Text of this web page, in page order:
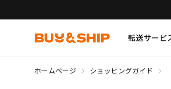
転送サービ
ホームページ ショッピングガイド